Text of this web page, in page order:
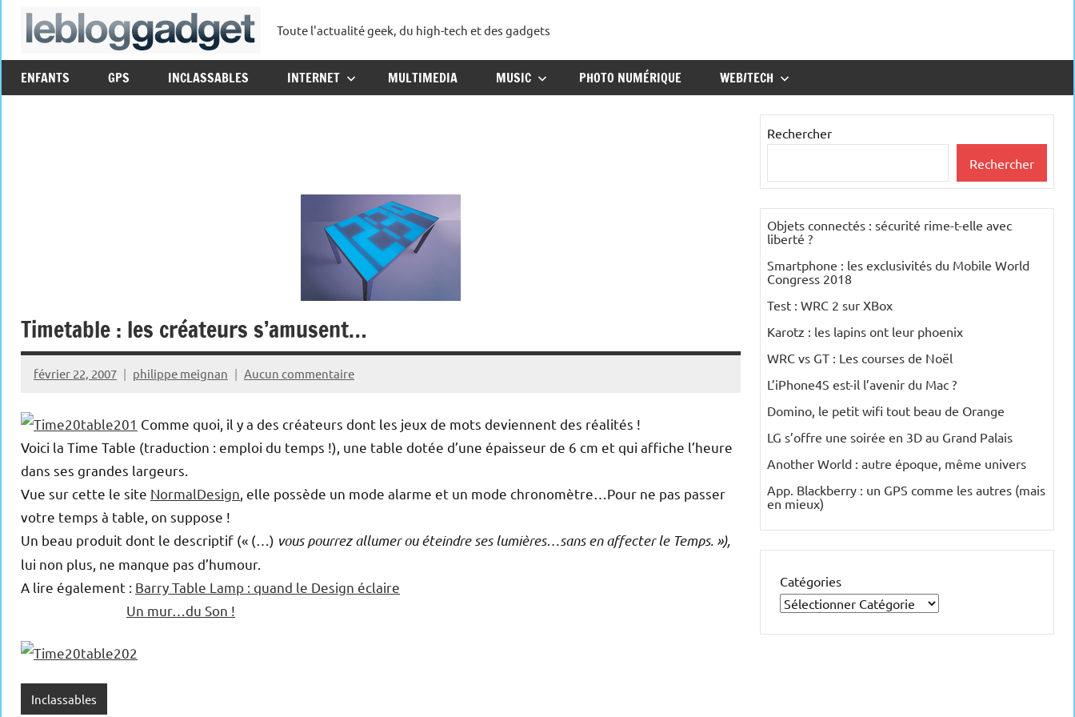
Aller
lebloggadget
Toute l'actualité geek, du high-tech et des gadgets
ENFANTS GPS INCLASSABLES INTERNET MULTIMEDIA MUSIC PHOTO NUMÉRIQUE WEB/TECH
Timetable : les créateurs s’amusent…
février 22, 2007 philippe meignan Aucun commentaire
Comme quoi, il y a des créateurs dont les jeux de mots deviennent des réalités !
Voici la Time Table (traduction : emploi du temps !), une table dotée d’une épaisseur de 6 cm et qui affiche l’heure
dans ses grandes largeurs.
Vue sur cette le site NormalDesign , elle possède un mode alarme et un mode chronomètre…Pour ne pas passer
votre temps à table, on suppose !
Un beau produit dont le descriptif (« (…) vous pourrez allumer ou éteindre ses lumières…sans en affecter le Temps. »),
lui non plus, ne manque pas d’humour.
A lire également : Barry Table Lamp : quand le Design éclaire
Un mur…du Son !
Inclassables
Rechercher
Rechercher
Objets connectés : sécurité rime-t-elle avec
liberté ?
Smartphone : les exclusivités du Mobile World
Congress 2018
Test : WRC 2 sur XBox
Karotz : les lapins ont leur phoenix
WRC vs GT : Les courses de Noël
L’iPhone4S est-il l’avenir du Mac ?
Domino, le petit wifi tout beau de Orange
LG s’offre une soirée en 3D au Grand Palais
Another World : autre époque, même univers
App. Blackberry : un GPS comme les autres (mais
en mieux)
Catégories